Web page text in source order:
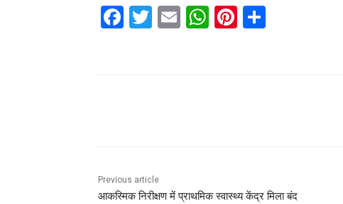
F
a
k
T
w
E
m
W
h
Pi
nt
Previous article
आकस्मिक निरीक्षण में प्राथमिक स्वास्थ्य केंद्र मिला बंद